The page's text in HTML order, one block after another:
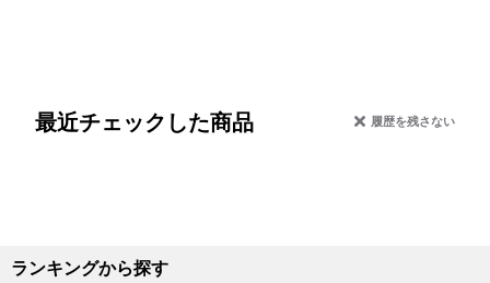
最近チェックした商品 履歴を残さない
ランキングから探す